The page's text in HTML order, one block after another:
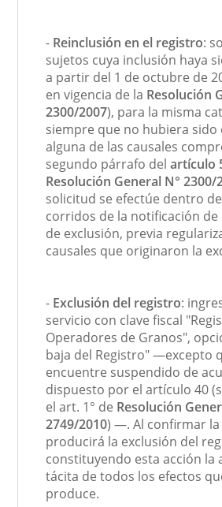
- Reinclusión en el registro:
sujetos cuya inclusión haya
a partir del 1 de octubre de
en vigencia de la Resolución
2300/2007), para la misma
siempre que no hubiera
alguna de las causales
segundo párrafo delartículo
Resolución General N° 2300/
solicitud se efectúe dentro
corridos de la notificación
de exclusión, previa
causales que originaron la
- Exclusión del registro:
servicio con clave fiscal
Operadores de Granos",
baja del Registro" —excepto
encuentre suspendido de
dispuesto por el artículo 40
el art. 1° de Resolución
2749/2010) —. Al confirmar la
producirá la exclusión del
constituyendo esta acción la
tácita de todos los efectos
produce.